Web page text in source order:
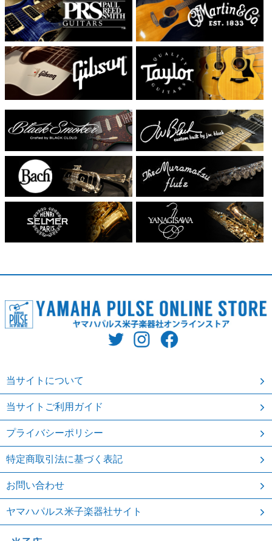
当サイトについて
当サイトご利用ガイド
プライバシーポリシー
特定商取引法に基づく表記
お問い合わせ
ヤマハパルス米子楽器社サイト